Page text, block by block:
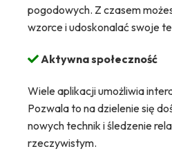
pogodowych. Z czasem
wzorce i udoskonalać swoje
Aktywna społeczność
Wiele aplikacji umożliwia
Pozwala to na dzielenie się
nowych technik i śledzenie
rzeczywistym.